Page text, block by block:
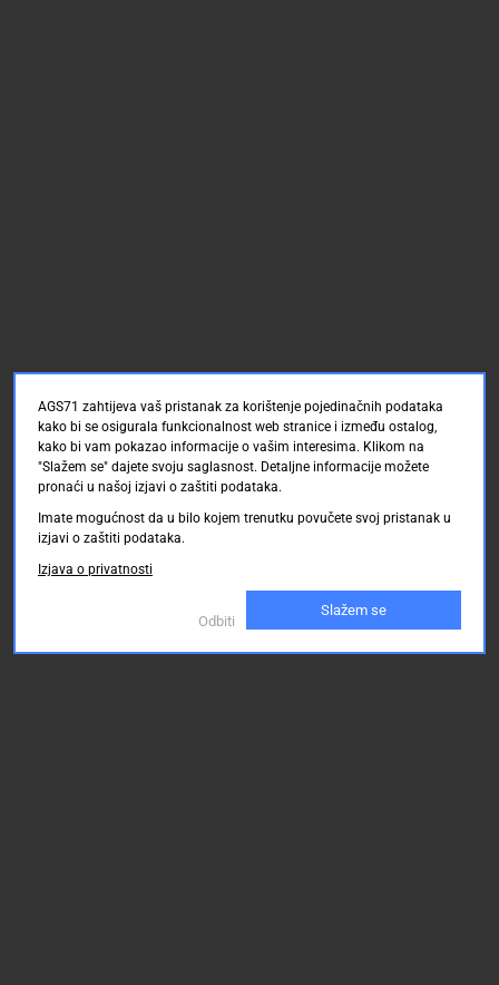
AGS71 zahtijeva vaš pristanak za korištenje pojedinačnih podataka
kako bi se osigurala funkcionalnost web stranice i između ostalog,
kako bi vam pokazao informacije o vašim interesima. Klikom na
"Slažem se" dajete svoju saglasnost. Detaljne informacije možete
pronaći u našoj izjavi o zaštiti podataka.
Imate mogućnost da u bilo kojem trenutku povučete svoj pristanak u
izjavi o zaštiti podataka.
Izjava o privatnosti
Odbiti
Slažem se